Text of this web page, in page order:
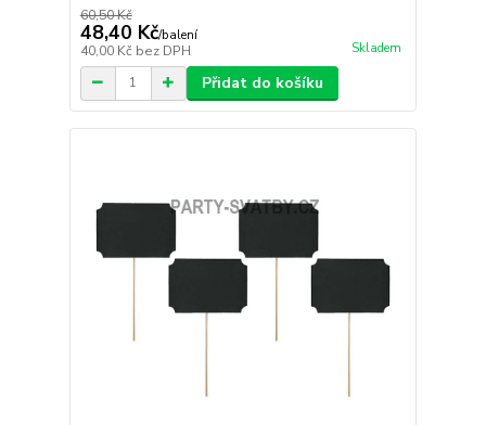
60,50 Kč
48,40 Kč/balení
40,00 Kč bez DPH Skladem
Přidat do košíku